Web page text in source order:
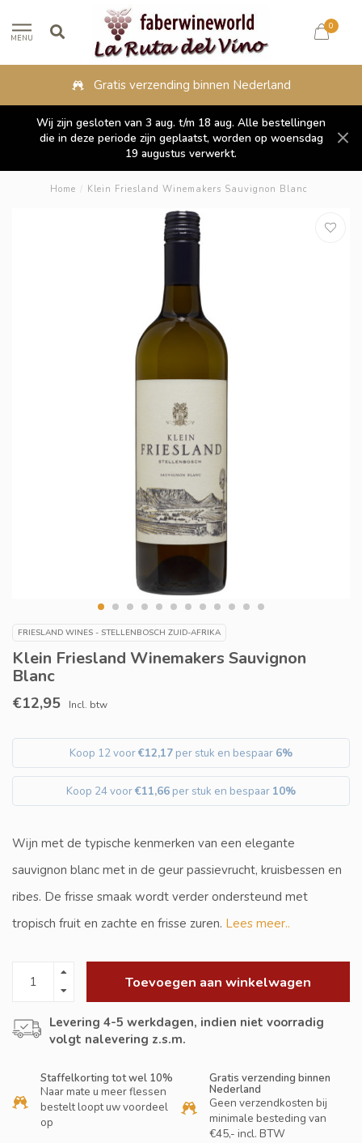
MENU
0
binnen Nederland
Wij zijn gesloten van 3 aug. t/m 18 aug. Alle bestellingen
die in deze periode zijn geplaatst, worden op woensdag
19 augustus verwerkt.
Home / Klein Friesland Winemakers Sauvignon Blanc
FRIESLAND WINES - STELLENBOSCH ZUID-AFRIKA
Klein Friesland Winemakers Sauvignon
Blanc
€12,95 Incl. btw
Koop 12 voor€12,17 per stuk en bespaar 6%
Koop 24 voor€11,66 per stuk en bespaar 10%
Wijn met de typische kenmerken van een elegante
sauvignon blanc met in de geur passievrucht, kruisbessen en
ribes. De frisse smaak wordt verder ondersteund met
tropisch fruit en zachte en frisse zuren. Lees meer..
Toevoegen aan winkelwagen
Levering 4-5 werkdagen, indien niet voorradig
volgt nalevering z.s.m.
Staffelkorting tot wel 10%
Naar mate u meer flessen
bestelt loopt uw voordeel
op
Gratis verzending binnen
Nederland
Geen verzendkosten bij
minimale besteding van
€45,- incl. BTW